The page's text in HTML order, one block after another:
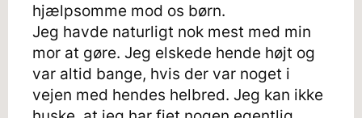
hjælpsomme mod os børn.
Jeg havde naturligt nok mest med min
mor at gøre. Jeg elskede hende højt og
var altid bange, hvis der var noget i
vejen med hendes helbred. Jeg kan ikke